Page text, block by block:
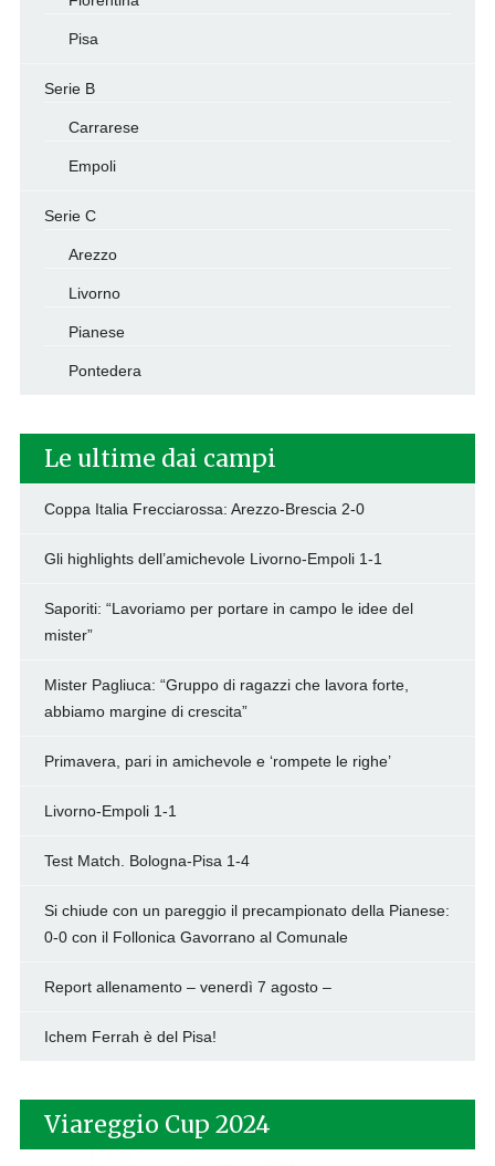
Pisa
Serie B
Carrarese
Empoli
Serie C
Arezzo
Livorno
Pianese
Pontedera
Le ultime dai campi
Coppa Italia Frecciarossa: Arezzo-Brescia 2-0
Gli highlights dell’amichevole Livorno-Empoli 1-1
Saporiti: “Lavoriamo per portare in campo le idee del
mister”
Mister Pagliuca: “Gruppo di ragazzi che lavora forte,
abbiamo margine di crescita”
Primavera, pari in amichevole e ‘rompete le righe’
Livorno-Empoli 1-1
Test Match. Bologna-Pisa 1-4
Si chiude con un pareggio il precampionato della Pianese:
0-0 con il Follonica Gavorrano al Comunale
Report allenamento – venerdì 7 agosto –
Ichem Ferrah è del Pisa!
Viareggio Cup 2024